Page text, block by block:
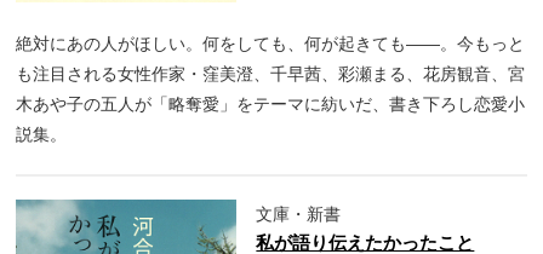
絶対にあの人がほしい。何をしても、何が起きても――。今もっと
も注目される女性作家・窪美澄、千早茜、彩瀬まる、花房観音、宮
木あや子の五人が「略奪愛」をテーマに紡いだ、書き下ろし恋愛小
説集。
文庫・新書
私が語り伝えたかったこと